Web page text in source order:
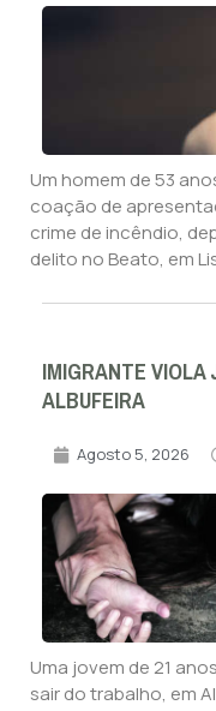
Um homem de 53
coação de
crime de incêndio,
delito no Beato, em
IMIGRANTE VIOLA
ALBUFEIRA
Agosto 5, 2026
Uma jovem de 21
sair do trabalho, em